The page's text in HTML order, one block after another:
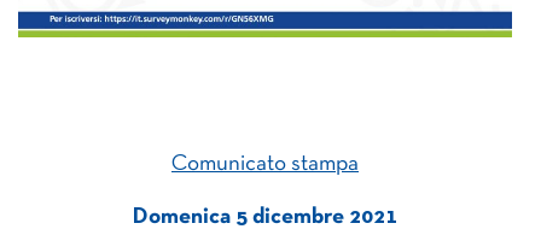
Comunicato stampa
Domenica 5 dicembre 2021